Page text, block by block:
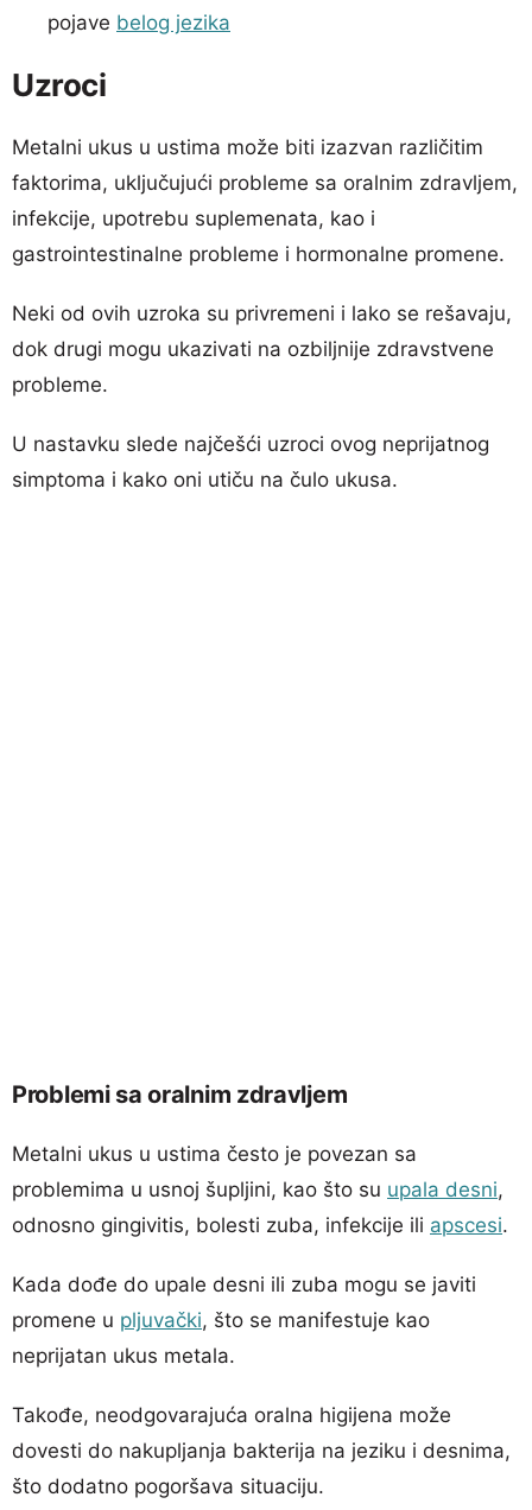
pojave belog jezika
Uzroci
Metalni ukus u ustima može biti izazvan različitim
faktorima, uključujući probleme sa oralnim zdravljem,
infekcije, upotrebu suplemenata, kao i
gastrointestinalne probleme i hormonalne promene.
Neki od ovih uzroka su privremeni i lako se rešavaju,
dok drugi mogu ukazivati na ozbiljnije zdravstvene
probleme.
U nastavku slede najčešći uzroci ovog neprijatnog
simptoma i kako oni utiču na čulo ukusa.
Problemi sa oralnim zdravljem
Metalni ukus u ustima često je povezan sa
problemima u usnoj šupljini, kao što su upala desni,
odnosno gingivitis, bolesti zuba, infekcije ili apscesi.
Kada dođe do upale desni ili zuba mogu se javiti
promene u pljuvački, što se manifestuje kao
neprijatan ukus metala.
Takođe, neodgovarajuća oralna higijena može
dovesti do nakupljanja bakterija na jeziku i desnima,
što dodatno pogoršava situaciju.